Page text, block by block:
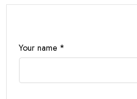
Your name *